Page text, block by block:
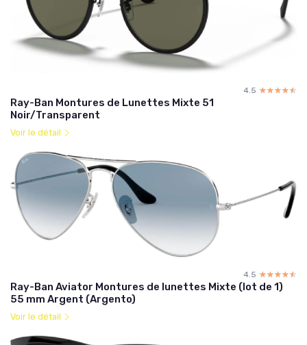
4.5 ☆☆☆☆☆
★★★★★
Ray-Ban Montures de Lunettes Mixte 51
Noir/Transparent
Voir le détail
4.5 ☆☆☆☆☆
★★★★★
Ray-Ban Aviator Montures de lunettes Mixte (lot de 1)
55 mm Argent (Argento)
Voir le détail